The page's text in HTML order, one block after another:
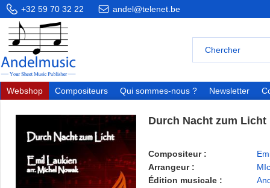
+32 59 70 32 22 andel@telenet.be
Webshop Compositeurs Qui sommes-nous ? Newsletter
Durch Nacht zum Licht
Compositeur :
Arrangeur :
Édition musicale :